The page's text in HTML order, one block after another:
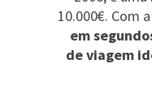
10.000€. Com
em
de viagem